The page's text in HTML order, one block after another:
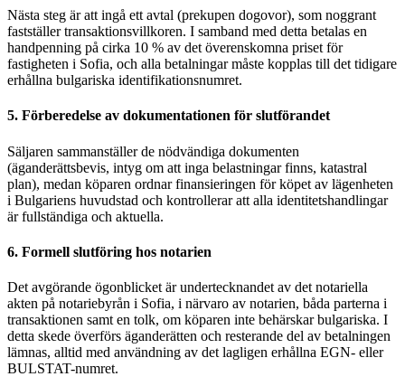
Nästa steg är att ingå ett avtal (prekupen dogovor), som noggrant
fastställer transaktionsvillkoren. I samband med detta betalas en
handpenning på cirka 10 % av det överenskomna priset för
fastigheten i Sofia, och alla betalningar måste kopplas till det tidigare
erhållna bulgariska identifikationsnumret.
5. Förberedelse av dokumentationen för slutförandet
Säljaren sammanställer de nödvändiga dokumenten
(äganderättsbevis, intyg om att inga belastningar finns, katastral
plan), medan köparen ordnar finansieringen för köpet av lägenheten
i Bulgariens huvudstad och kontrollerar att alla identitetshandlingar
är fullständiga och aktuella.
6. Formell slutföring hos notarien
Det avgörande ögonblicket är undertecknandet av det notariella
akten på notariebyrån i Sofia, i närvaro av notarien, båda parterna i
transaktionen samt en tolk, om köparen inte behärskar bulgariska. I
detta skede överförs äganderätten och resterande del av betalningen
lämnas, alltid med användning av det lagligen erhållna EGN- eller
BULSTAT-numret.